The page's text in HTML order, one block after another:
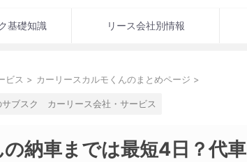
基礎知識 リース会社別情報
ビス > カーリースカルモくんのまとめページ >
サブスク カーリース会社・サービス
納車までは最短4日？代車